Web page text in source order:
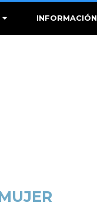
INFORMACIÓN